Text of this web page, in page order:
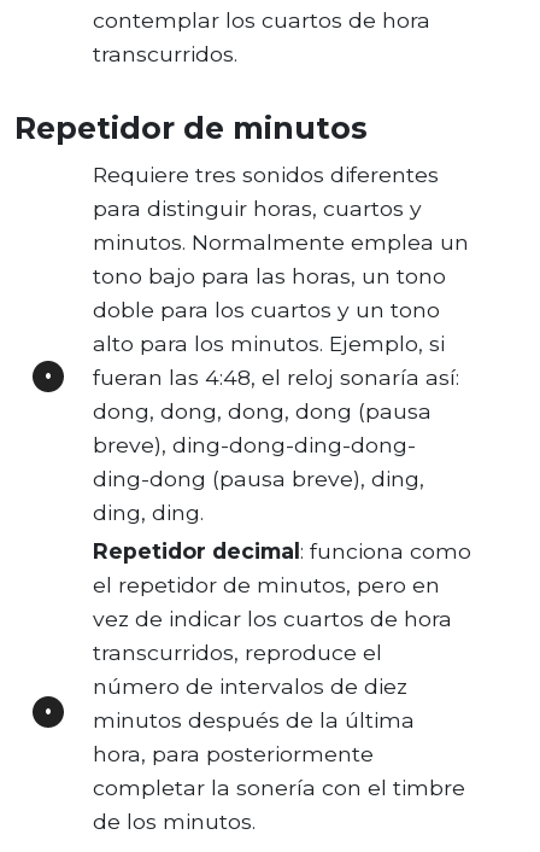
contemplar los cuartos de hora
transcurridos.
Repetidor de minutos
Requiere tres sonidos diferentes
para distinguir horas, cuartos y
minutos. Normalmente emplea un
tono bajo para las horas, un tono
doble para los cuartos y un tono
alto para los minutos. Ejemplo, si
fueran las 4:48, el reloj sonaría así:
dong, dong, dong, dong (pausa
breve), ding-dong-ding-dong-
ding-dong (pausa breve), ding,
ding, ding.
Repetidor decimal : funciona como
el repetidor de minutos, pero en
vez de indicar los cuartos de hora
transcurridos, reproduce el
número de intervalos de diez
minutos después de la última
hora, para posteriormente
completar la sonería con el timbre
de los minutos.